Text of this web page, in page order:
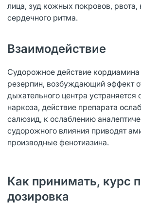
лица, зуд кожных покровов,
сердечного ритма.
Взаимодействие
Судорожное действие кордиамина
резерпин, возбуждающий эффект
дыхательного центра устраняется
наркоза, действие препарата
салюзид, к ослаблению
судорожного влияния приводят
производные фенотиазина.
Как принимать, курс
дозировка